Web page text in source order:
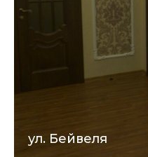
ул. Бейвеля